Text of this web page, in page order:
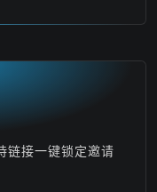
链接一键锁定邀请